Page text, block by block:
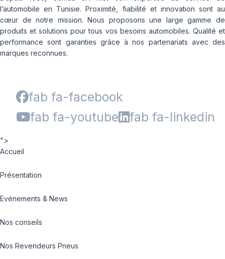
l’automobile en Tunisie. Proximité, fiabilité et innovation sont au
cœur de notre mission. Nous proposons une large gamme de
produits et solutions pour tous vos besoins automobiles. Qualité et
performance sont garanties grâce à nos partenariats avec des
marques reconnues.
fab fa-facebook
fab fa-youtube
fab fa-linkedin
">
Accueil
Présentation
Evénements & News
Nos conseils
Nos Revendeurs Pneus